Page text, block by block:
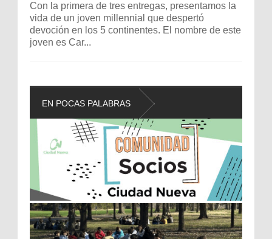
Con la primera de tres entregas, presentamos la
vida de un joven millennial que despertó
devoción en los 5 continentes. El nombre de este
joven es Car...
EN POCAS PALABRAS